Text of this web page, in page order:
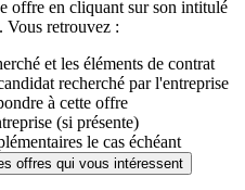
offre en cliquant sur son intitulé
Vous retrouvez :
et les éléments de contrat
recherché par l'entreprise
à cette offre
(si présente)
le cas échéant
offres qui vous intéressent